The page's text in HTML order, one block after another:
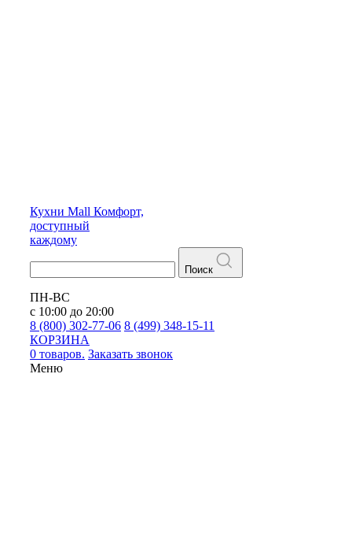
Кухни Mall Комфорт,
доступный
каждому
Поиск
ПН-ВС
с 10:00 до 20:00
8 (800) 302-77-06 8 (499) 348-15-11
КОРЗИНА
0 товаров. Заказать звонок
Меню